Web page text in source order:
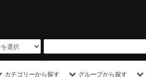
カテゴリーから探す グループから探す